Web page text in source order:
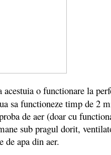
acestuia o functionare la
sa functioneze timp de 2
de aer (doar cu
sub pragul dorit,
de apa din aer.